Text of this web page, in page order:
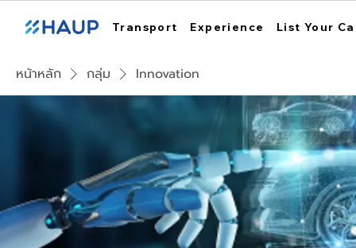
Transport Experience List Your
หน้าหลัก กลุ่ม Innovation